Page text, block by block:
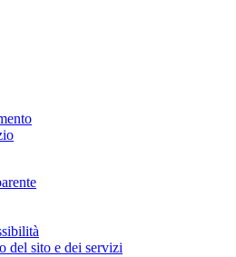
del sito e dei servizi